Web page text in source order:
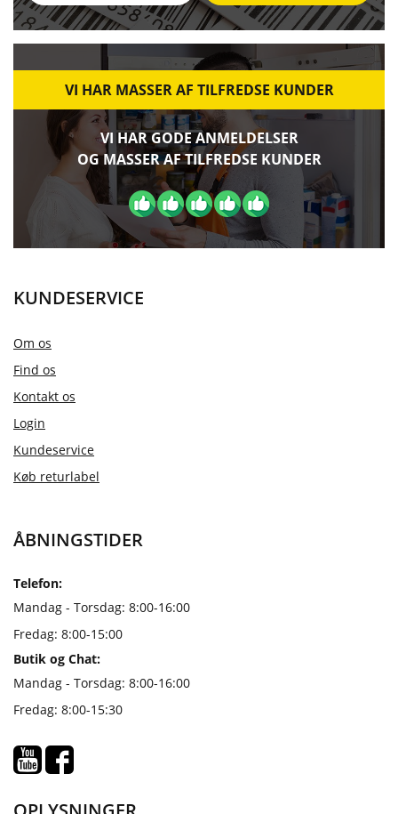
VI HAR MASSER AF TILFREDSE KUNDER
VI HAR GODE ANMELDELSER
OG MASSER AF TILFREDSE KUNDER
KUNDESERVICE
Om os
Find os
Kontakt os
Login
Kundeservice
Køb returlabel
ÅBNINGSTIDER
Telefon:
Mandag - Torsdag: 8:00-16:00
Fredag: 8:00-15:00
Butik og Chat:
Mandag - Torsdag: 8:00-16:00
Fredag: 8:00-15:30